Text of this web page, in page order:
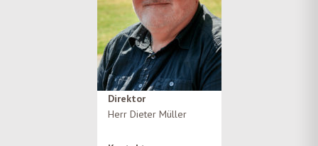
Direktor
Herr Dieter Müller